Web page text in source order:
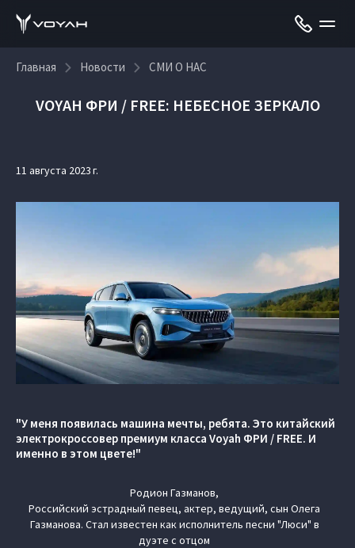
Главная Новости СМИ О НАС
VOYAH ФРИ / FREE: НЕБЕСНОЕ ЗЕРКАЛО
11 августа 2023 г.
"У меня появилась машина мечты, ребята. Это китайский
электрокроссовер премиум класса Voyah ФРИ / FREE. И
именно в этом цвете!"
Родион Газманов,
Российский эстрадный певец, актер, ведущий, сын Олега
Газманова. Стал известен как исполнитель песни "Люси" в
дуэте с отцом